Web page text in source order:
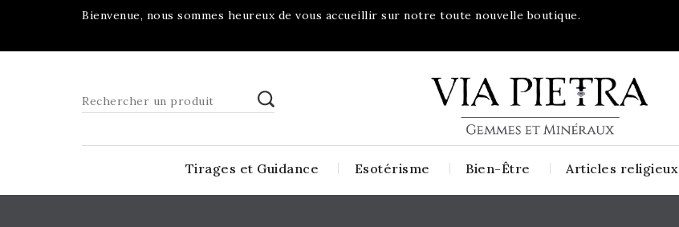
Bienvenue, nous sommes heureux de vous accueillir sur notre toute nouvelle boutique.
Tirages et Guidance Esotérisme Bien-Être Articles religieux